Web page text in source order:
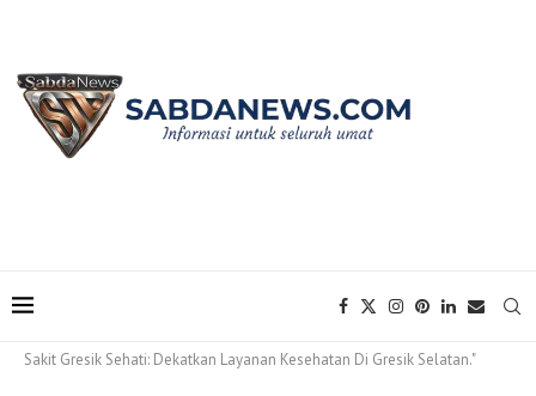
Sakit Gresik Sehati: Dekatkan Layanan Kesehatan Di Gresik Selatan."